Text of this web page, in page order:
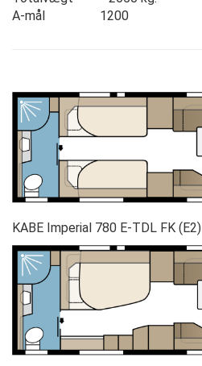
A-mål 1200
KABE Imperial 780 E-TDL FK (E2)